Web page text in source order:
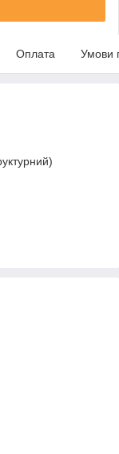
Оплата Умови